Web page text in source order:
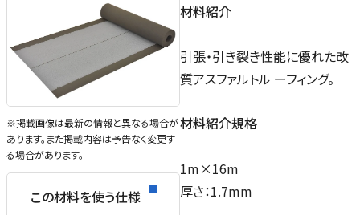
※掲載画像は最新の情報と異なる場合が
あります。また掲載内容は予告なく変更す
る場合があります。
この材料を使う仕様
材料紹介
引張・引き裂き性能に優れた改
質アスファルトル ーフィング。
材料紹介規格
1m×16m
厚さ：1.7mm